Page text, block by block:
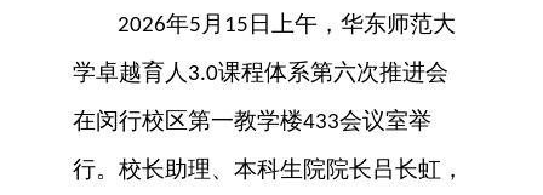
2026年5 月 15 日上午，华东师范大
学卓越育人 3.0课程体系第六次推进会
在闵行校区第一教学楼433会议室举
行。校长助理、本科生院院长吕长虹，